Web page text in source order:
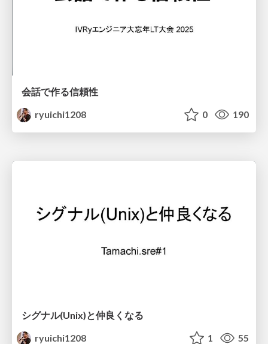
会話で作る信頼性
ryuichi1208
0 190
シグナル(Unix)と仲良くなる
ryuichi1208
1 55